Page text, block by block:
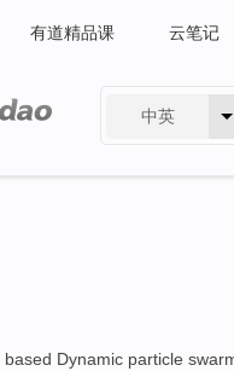
有道精品课 云笔记
中英
based Dynamic particle